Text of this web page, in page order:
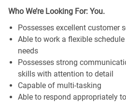
Who We’re Looking For: You.
Possesses excellent customer
Able to work a flexible
needs
Possesses strong
skills with attention to detail
Capable of multi-tasking
Able to respond appropriately